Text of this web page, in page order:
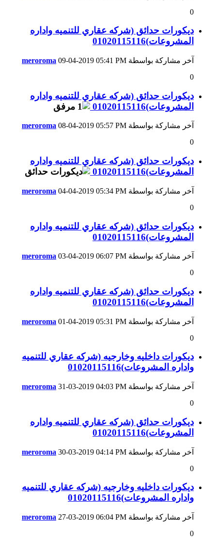
0
ديكورات حدائق (شركه عقاري للتنميه واداره
المشروعات)01020115116
آخر مشاركة بواسطة meroroma 09-04-2019 05:41 PM
0
ديكورات حدائق (شركه عقاري للتنميه واداره
المشروعات)01020115116
آخر مشاركة بواسطة meroroma 08-04-2019 05:57 PM
0
ديكورات حدائق (شركه عقاري للتنميه واداره
المشروعات)01020115116
آخر مشاركة بواسطة meroroma 04-04-2019 05:34 PM
0
ديكورات حدائق (شركه عقاري للتنميه واداره
المشروعات)01020115116
آخر مشاركة بواسطة meroroma 03-04-2019 06:07 PM
0
ديكورات حدائق (شركه عقاري للتنميه واداره
المشروعات)01020115116
آخر مشاركة بواسطة meroroma 01-04-2019 05:31 PM
0
ديكورات داخليه وخارجيه (شركه عقاري للتنميه
واداره المشروعات)01020115116
آخر مشاركة بواسطة meroroma 31-03-2019 04:03 PM
0
ديكورات حدائق (شركه عقاري للتنميه واداره
المشروعات)01020115116
آخر مشاركة بواسطة meroroma 30-03-2019 04:14 PM
0
ديكورات داخليه وخارجيه (شركه عقاري للتنميه
واداره المشروعات)01020115116
آخر مشاركة بواسطة meroroma 27-03-2019 06:04 PM
0